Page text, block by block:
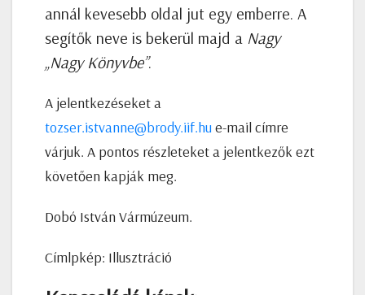
annál kevesebb oldal jut egy emberre. A
segítők neve is bekerül majd a Nagy
„Nagy Könyvbe”.
A jelentkezéseket a
tozser.istvanne@brody.iif.hue-mail címre
várjuk. A pontos részleteket a jelentkezők ezt
követően kapják meg.
Dobó István Vármúzeum.
Címlpkép: Illusztráció